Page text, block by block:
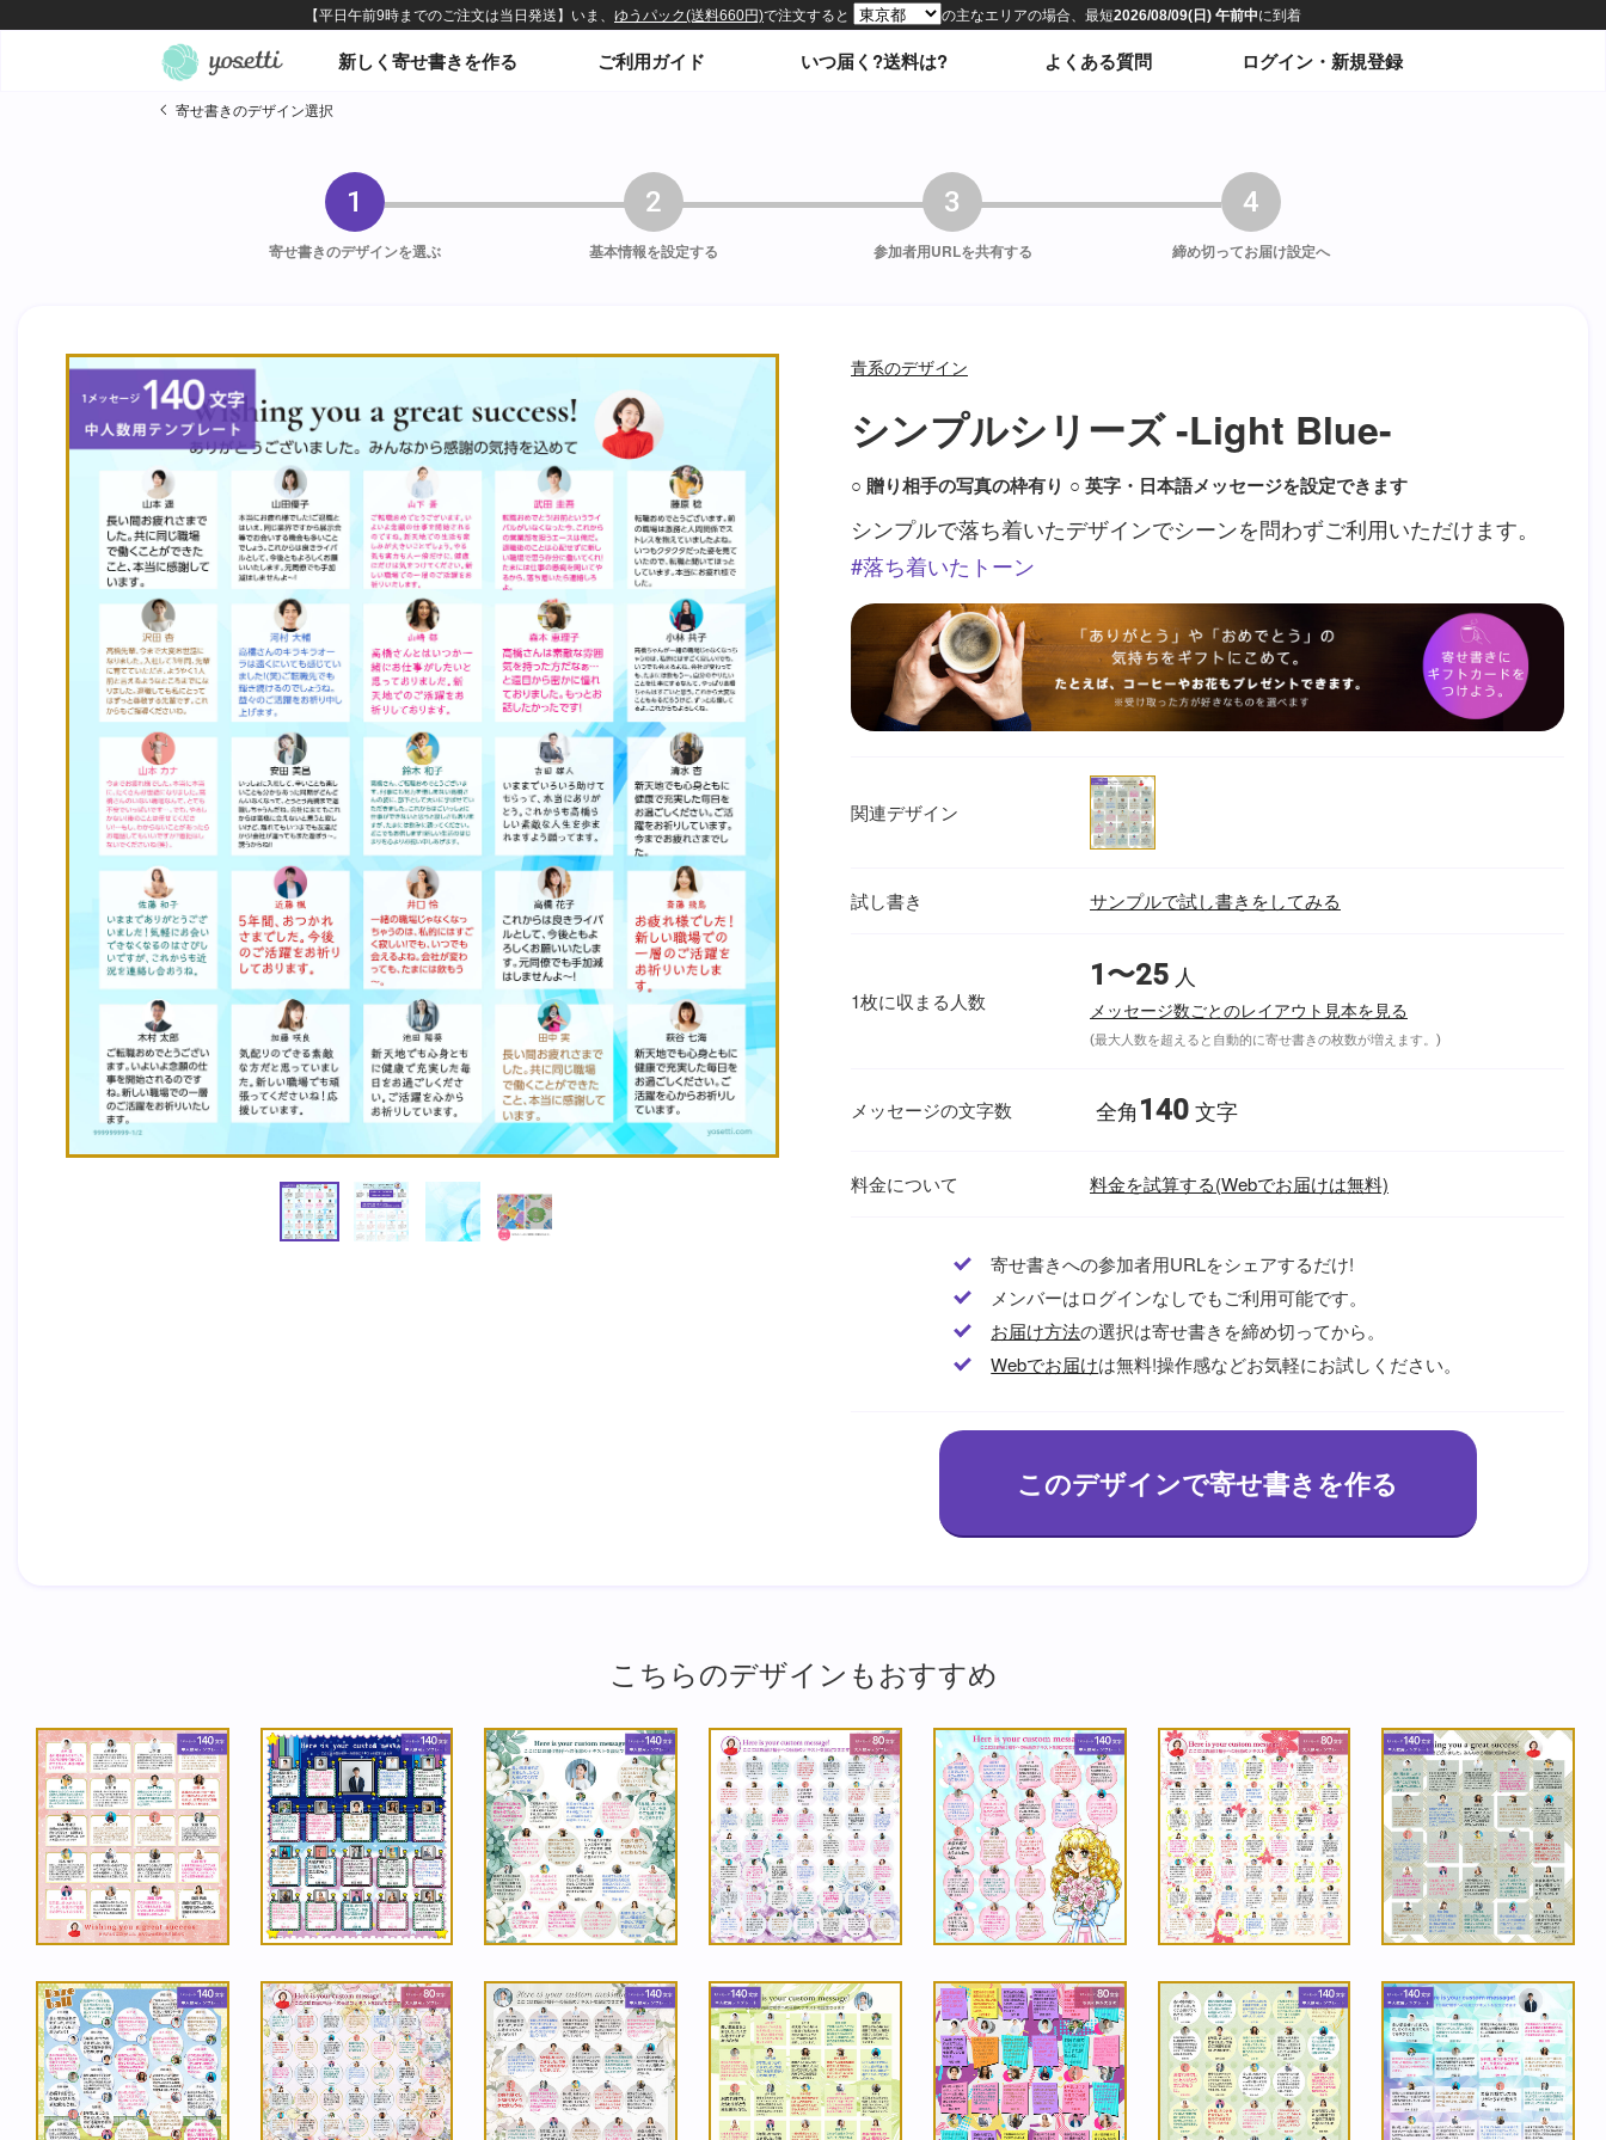
新しく寄せ書きを作る ご利用ガイド いつ届く?送料は? よくある質問 ログイン・新規登録
寄せ書きのデザイン選択
1
寄せ書きのデザインを選ぶ
2
基本情報を設定する
3
参加者用URLを共有する
4
締め切ってお届け設定へ
青系のデザイン
シンプルシリーズ -Light Blue-
○ 贈り相手の写真の枠有り ○ 英字・日本語メッセージを設定できます
シンプルで落ち着いたデザインでシーンを問わずご利用いただけます。
落ち着いたトーン
関連デザイン
試し書き サンプルで試し書きをしてみる
1枚に収まる人数
1〜25 人
メッセージ数ごとのレイアウト見本を見る
(最大人数を超えると自動的に寄せ書きの枚数が増えます。)
メッセージの文字数 全角 140 文字
料金について 料金を試算する(Webでお届けは無料)
寄せ書きへの参加者用URLをシェアするだけ!
メンバーはログインなしでもご利用可能です。
お届け方法の選択は寄せ書きを締め切ってから。
Webでお届けは無料!操作感などお気軽にお試しください。
こちらのデザインもおすすめ